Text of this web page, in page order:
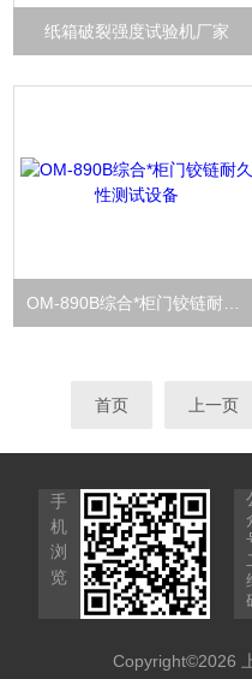
纸箱破裂强度试验机厂家
首页 上一页
手
机
浏
览
Copyright©2026